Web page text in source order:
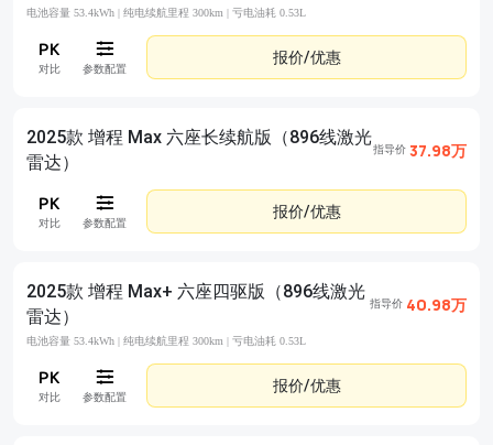
电池容量 53.4kWh | 纯电续航里程 300km | 亏电油耗 0.53L
对比 参数配置
报价/优惠
2025款 增程 Max 六座长续航版（896线激光
雷达）
指导价 37.98万
对比 参数配置
报价/优惠
2025款 增程 Max+ 六座四驱版（896线激光
雷达）
指导价 40.98万
电池容量 53.4kWh | 纯电续航里程 300km | 亏电油耗 0.53L
对比 参数配置
报价/优惠